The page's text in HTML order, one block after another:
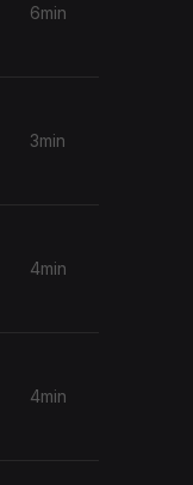
6min
3min
4min
4min